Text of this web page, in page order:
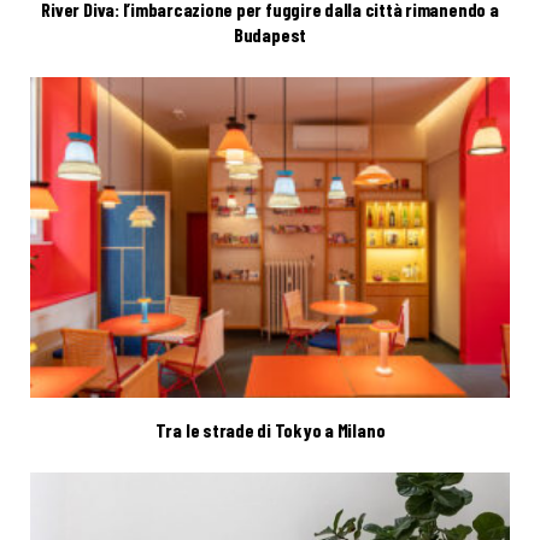
River Diva: l’imbarcazione per fuggire dalla città rimanendo a
Budapest
Tra le strade di Tokyo a Milano